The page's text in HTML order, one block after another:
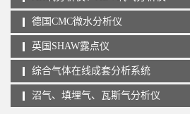
德国CMC微水分析仪
英国SHAW露点仪
综合气体在线成套分析系统
沼气、填埋气、瓦斯气分析仪